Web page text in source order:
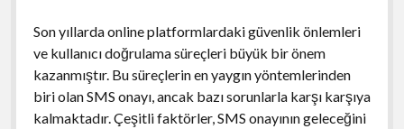
Son yıllarda online platformlardaki güvenlik önlemleri
ve kullanıcı doğrulama süreçleri büyük bir önem
kazanmıştır. Bu süreçlerin en yaygın yöntemlerinden
biri olan SMS onayı, ancak bazı sorunlarla karşı karşıya
kalmaktadır. Çeşitli faktörler, SMS onayının geleceğini